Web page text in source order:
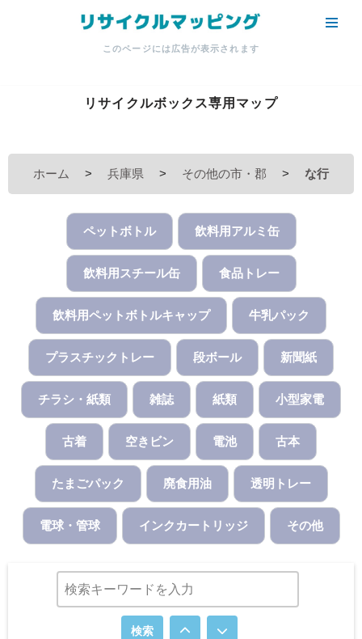
ッ
このページには広告が表示されます
リサイクルボックス専用マップ
ホーム > 兵庫県 > その他の市・郡 > な行
ペットボトル 飲料用アルミ缶
飲料用スチール缶 食品トレー
飲料用ペットボトルキャップ 牛乳パック
プラスチックトレー 段ボール 新聞紙
チラシ・紙類 雑誌 紙類 小型家電
古着 空きビン 電池 古本
たまごパック 廃食用油 透明トレー
電球・管球 インクカートリッジ その他
検索